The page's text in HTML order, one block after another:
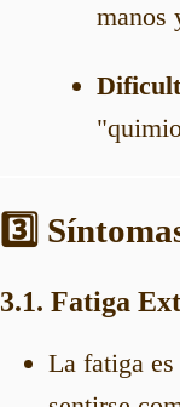
manos
3️⃣
3.1. Fatiga
La fatiga es